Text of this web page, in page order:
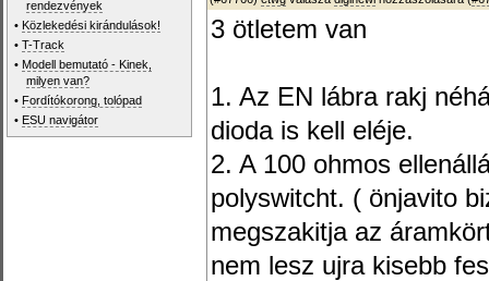
rendezvények
• Közlekedési kirándulások!
•T-Track
• Modell bemutató - Kinek,
milyen van?
• Fordítókorong, tolópad
• ESU navigátor
3 ötletem van
1. Az EN lábra rakj
dioda is kell eléje.
2. A 100 ohmos
polyswitcht. ( önjavito
megszakitja az
nem lesz ujra kisebb